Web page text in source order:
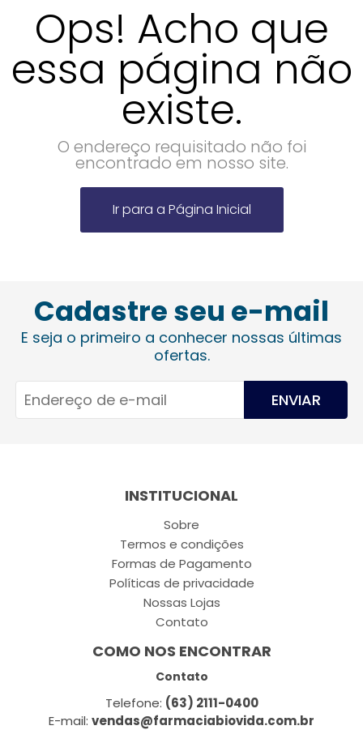
Ops! Acho que
essa página não
existe.
O endereço requisitado não foi
encontrado em nosso site.
Ir para a Página Inicial
Cadastre seu e-mail
E seja o primeiro a conhecer nossas últimas
ofertas.
ENVIAR
INSTITUCIONAL
Sobre
Termos e condições
Formas de Pagamento
Políticas de privacidade
Nossas Lojas
Contato
COMO NOS ENCONTRAR
Contato
Telefone: (63) 2111-0400
E-mail: vendas@farmaciabiovida.com.br